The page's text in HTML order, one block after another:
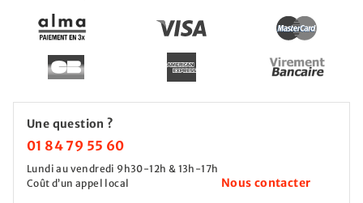
Une question ?
01 84 79 55 60
Lundi au vendredi 9h30-12h & 13h-17h
Coût d’un appel local
Nous contacter